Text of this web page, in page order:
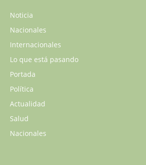
Noticia
Nacionales
Internacionales
Lo que está pasando
Portada
Política
Actualidad
Salud
Nacionales